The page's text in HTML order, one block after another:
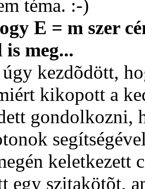
téma. :-)
E = m szer
meg...
úgy kezdõdött,
kikopott a
gondolkozni,
keletkezett
egy szitakötõt,